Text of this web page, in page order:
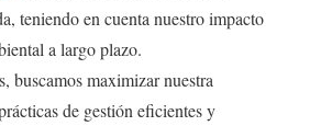
teniendo en cuenta nuestro impacto
a largo plazo.
buscamos maximizar nuestra
de gestión eficientes y